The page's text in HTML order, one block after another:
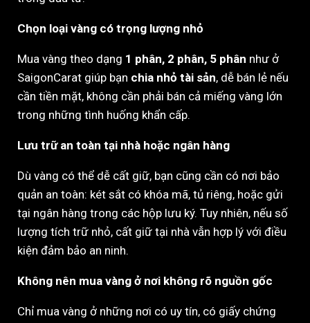
Chọn loại vàng có trọng lượng nhỏ
Mua vàng theo dạng 1 phân, 2 phân, 5 phân như ở
SaigonCarat giúp bạn chia nhỏ tài sản, dễ bán lẻ nếu
cần tiền mặt, không cần phải bán cả miếng vàng lớn
trong những tình huống khẩn cấp.
Lưu trữ an toàn tại nhà hoặc ngân hàng
Dù vàng có thể dễ cất giữ, bạn cũng cần có nơi bảo
quản an toàn: két sắt có khóa mã, tủ riêng, hoặc gửi
tại ngân hàng trong các hộp lưu ký. Tuy nhiên, nếu số
lượng tích trữ nhỏ, cất giữ tại nhà vẫn hợp lý với điều
kiện đảm bảo an ninh.
Không nên mua vàng ở nơi không rõ nguồn gốc
Chỉ mua vàng ở những nơi có uy tín, có giấy chứng